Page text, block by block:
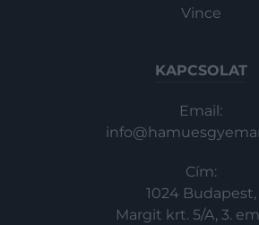
Vince
KAPCSOLAT
Email:
Cím:
1024 Budapest,
Margit krt. 5/A, 3.